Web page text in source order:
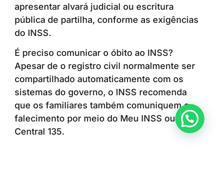
apresentar alvará judicial ou escritura
pública de partilha, conforme as exigências
do INSS.
É preciso comunicar o óbito ao INSS?
Apesar de o registro civil normalmente ser
compartilhado automaticamente com os
sistemas do governo, o INSS recomenda
que os familiares também comuniquem o
falecimento por meio do Meu INSS ou da
Central 135.
Anunciar ou recomendar matéria